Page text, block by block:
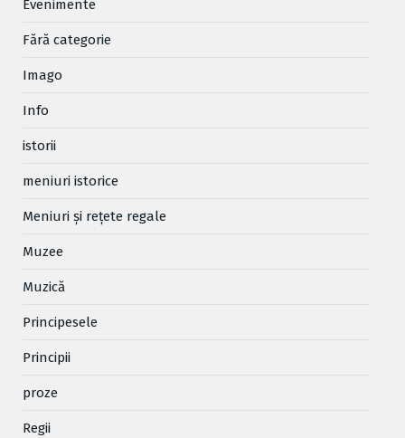
Evenimente
Fără categorie
Imago
Info
istorii
meniuri istorice
Meniuri și rețete regale
Muzee
Muzică
Principesele
Principii
proze
Regii